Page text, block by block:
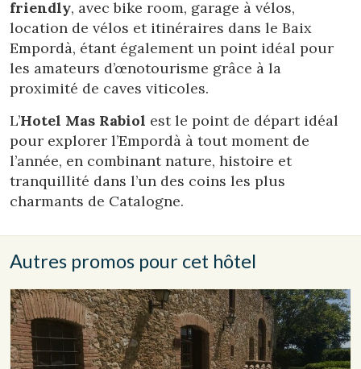
friendly, avec bike room, garage à vélos,
location de vélos et itinéraires dans le Baix
Empordà, étant également un point idéal pour
les amateurs d’œnotourisme grâce à la
proximité de caves viticoles.
L’Hotel Mas Rabiol est le point de départ idéal
pour explorer l’Empordà à tout moment de
l’année, en combinant nature, histoire et
tranquillité dans l’un des coins les plus
charmants de Catalogne.
Autres promos pour cet hôtel
Marketing et Publicité
Ces cookies sont utilisés pour stocker des informations sur
les préférences et les choix personnels de l'utilisateur
grâce à l'observation continue de ses habitudes de
habitudes de navigation sur le site Web et afficher des
publicités liées au profil de navigation de l'utilisateur.